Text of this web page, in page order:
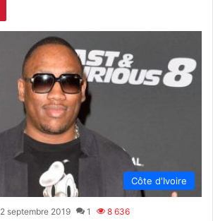
Côte d'Ivoire
2 septembre 2019 1 8 636